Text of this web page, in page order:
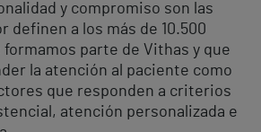
y compromiso son las
definen a los más de 10.500
parte de Vithas y que
la atención al paciente como
que responden a criterios
atención personalizada e